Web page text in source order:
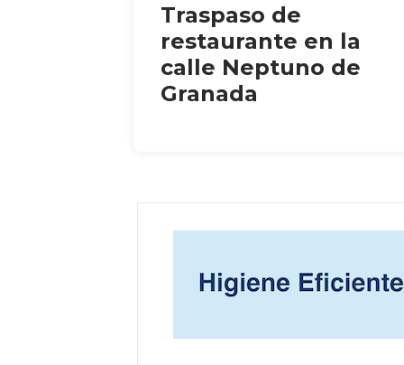
Traspaso de
restaurante en la
calle Neptuno de
Granada